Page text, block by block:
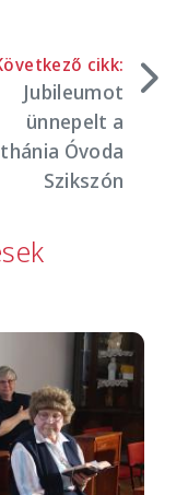
cikk:
Jubileumot
ünnepelt a
Óvoda
Szikszón